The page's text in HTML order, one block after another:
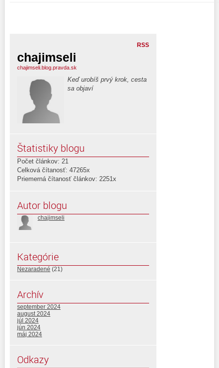
RSS
chajimseli
chajimseli.blog.pravda.sk
Keď urobíš prvý krok, cesta
sa objaví
Štatistiky blogu
Počet článkov: 21
Celková čítanosť: 47265x
Priemerná čítanosť článkov: 2251x
Autor blogu
chajimseli
Kategórie
Nezaradené (21)
Archív
september 2024
august 2024
júl 2024
jún 2024
máj 2024
Odkazy